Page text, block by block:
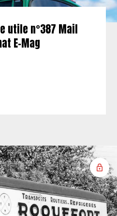
utile n°387 Mail
E-Mag